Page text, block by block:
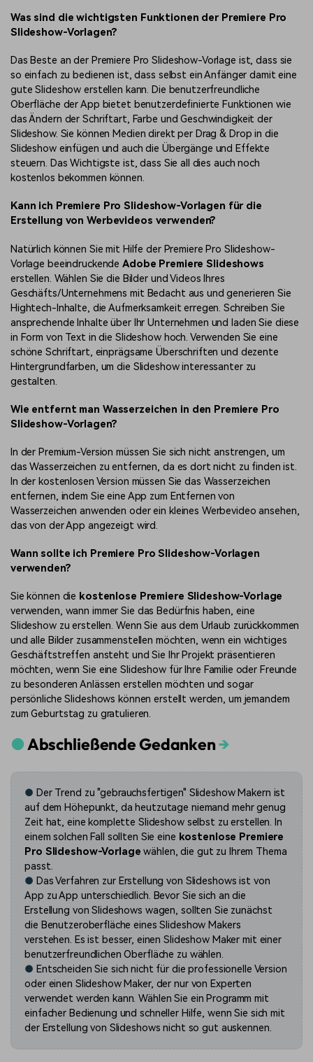
Was sind die wichtigsten Funktionen der Premiere Pro
Slideshow-Vorlagen?
Das Beste an der Premiere Pro Slideshow-Vorlage ist, dass sie
so einfach zu bedienen ist, dass selbst ein Anfänger damit eine
gute Slideshow erstellen kann. Die benutzerfreundliche
Oberfläche der App bietet benutzerdefinierte Funktionen wie
das Ändern der Schriftart, Farbe und Geschwindigkeit der
Slideshow. Sie können Medien direkt per Drag & Drop in die
Slideshow einfügen und auch die Übergänge und Effekte
steuern. Das Wichtigste ist, dass Sie all dies auch noch
kostenlos bekommen können.
Kann ich Premiere Pro Slideshow-Vorlagen für die
Erstellung von Werbevideos verwenden?
Natürlich können Sie mit Hilfe der Premiere Pro Slideshow-
Vorlage beeindruckendeAdobe Premiere Slideshows
erstellen. Wählen Sie die Bilder und Videos Ihres
Geschäfts/Unternehmens mit Bedacht aus und generieren Sie
Hightech-Inhalte, die Aufmerksamkeit erregen. Schreiben Sie
ansprechende Inhalte über Ihr Unternehmen und laden Sie diese
in Form von Text in die Slideshow hoch. Verwenden Sie eine
schöne Schriftart, einprägsame Überschriften und dezente
Hintergrundfarben, um die Slideshow interessanter zu
gestalten.
Wie entfernt man Wasserzeichen in den Premiere Pro
Slideshow-Vorlagen?
In der Premium-Version müssen Sie sich nicht anstrengen, um
das Wasserzeichen zu entfernen, da es dort nicht zu finden ist.
In der kostenlosen Version müssen Sie das Wasserzeichen
entfernen, indem Sie eine App zum Entfernen von
Wasserzeichen anwenden oder ein kleines Werbevideo ansehen,
das von der App angezeigt wird.
Wann sollte ich Premiere Pro Slideshow-Vorlagen
verwenden?
Sie können die kostenlose Premiere Slideshow-Vorlage
verwenden, wann immer Sie das Bedürfnis haben, eine
Slideshow zu erstellen. Wenn Sie aus dem Urlaub zurückkommen
und alle Bilder zusammenstellen möchten, wenn ein wichtiges
Geschäftstreffen ansteht und Sie Ihr Projekt präsentieren
möchten, wenn Sie eine Slideshow für Ihre Familie oder Freunde
zu besonderen Anlässen erstellen möchten und sogar
persönliche Slideshows können erstellt werden, um jemandem
zum Geburtstag zu gratulieren.
●Abschließende Gedanken→
● Der Trend zu "gebrauchsfertigen" Slideshow Makern ist
auf dem Höhepunkt, da heutzutage niemand mehr genug
Zeit hat, eine komplette Slideshow selbst zu erstellen. In
einem solchen Fall sollten Sie eine kostenlose Premiere
Pro Slideshow-Vorlage wählen, die gut zu Ihrem Thema
passt.
● Das Verfahren zur Erstellung von Slideshows ist von
App zu App unterschiedlich. Bevor Sie sich an die
Erstellung von Slideshows wagen, sollten Sie zunächst
die Benutzeroberfläche eines Slideshow Makers
verstehen. Es ist besser, einen Slideshow Maker mit einer
benutzerfreundlichen Oberfläche zu wählen.
● Entscheiden Sie sich nicht für die professionelle Version
oder einen Slideshow Maker, der nur von Experten
verwendet werden kann. Wählen Sie ein Programm mit
einfacher Bedienung und schneller Hilfe, wenn Sie sich mit
der Erstellung von Slideshows nicht so gut auskennen.